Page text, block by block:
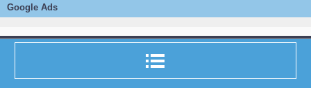
Google Ads